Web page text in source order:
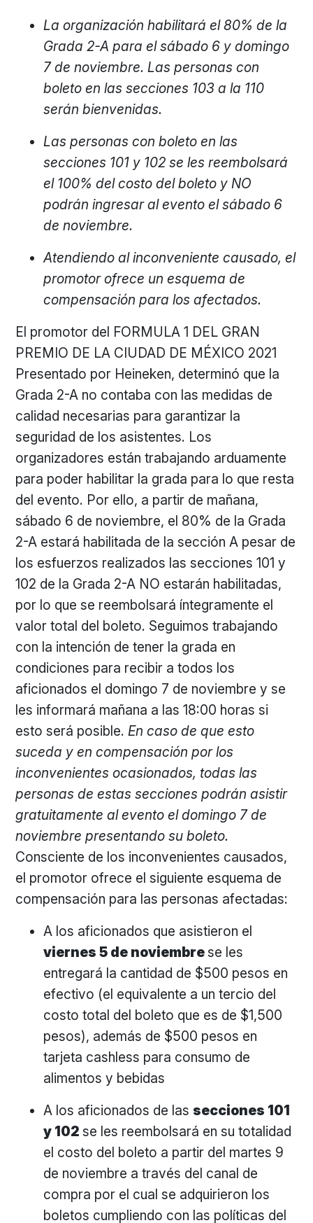
La organización habilitará el 80% de la
Grada 2-A para el sábado 6 y domingo
7 de noviembre. Las personas con
boleto en las secciones 103 a la 110
serán bienvenidas.
Las personas con boleto en las
secciones 101 y 102 se les reembolsará
el 100% del costo del boleto y NO
podrán ingresar al evento el sábado 6
de noviembre.
Atendiendo al inconveniente causado, el
promotor ofrece un esquema de
compensación para los afectados.
El promotor del FORMULA 1 DEL GRAN
PREMIO DE LA CIUDAD DE MÉXICO 2021
Presentado por Heineken, determinó que la
Grada 2-A no contaba con las medidas de
calidad necesarias para garantizar la
seguridad de los asistentes. Los
organizadores están trabajando arduamente
para poder habilitar la grada para lo que resta
del evento. Por ello, a partir de mañana,
sábado 6 de noviembre, el 80% de la Grada
2-A estará habilitada de la sección A pesar de
los esfuerzos realizados las secciones 101 y
102 de la Grada 2-A NO estarán habilitadas,
por lo que se reembolsará íntegramente el
valor total del boleto. Seguimos trabajando
con la intención de tener la grada en
condiciones para recibir a todos los
aficionados el domingo 7 de noviembre y se
les informará mañana a las 18:00 horas si
esto será posible.En caso de que esto
suceda y en compensación por los
inconvenientes ocasionados, todas las
personas de estas secciones podrán asistir
gratuitamente al evento el domingo 7 de
noviembre presentando su boleto.
Consciente de los inconvenientes causados,
el promotor ofrece el siguiente esquema de
compensación para las personas afectadas:
A los aficionados que asistieron el
viernes 5 de noviembrese les
entregará la cantidad de $500 pesos en
efectivo (el equivalente a un tercio del
costo total del boleto que es de $1,500
pesos), además de $500 pesos en
tarjeta cashless para consumo de
alimentos y bebidas
A los aficionados de lassecciones 101
y 102se les reembolsará en su totalidad
el costo del boleto a partir del martes 9
de noviembre a través del canal de
compra por el cual se adquirieron los
boletos cumpliendo con las políticas del